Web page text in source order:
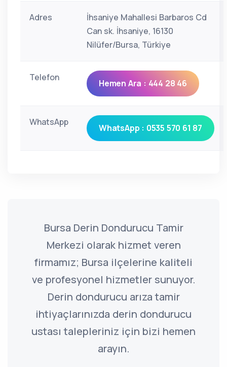
Adres
İhsaniye Mahallesi Barbaros Cd
Can sk. İhsaniye, 16130
Nilüfer/Bursa, Türkiye
Telefon
Hemen Ara : 444 28 46
WhatsApp
WhatsApp : 0535 570 61 87
Bursa Derin Dondurucu Tamir
Merkezi olarak hizmet veren
firmamız; Bursa ilçelerine kaliteli
ve profesyonel hizmetler sunuyor.
Derin dondurucu arıza tamir
ihtiyaçlarınızda derin dondurucu
ustası talepleriniz için bizi hemen
arayın.